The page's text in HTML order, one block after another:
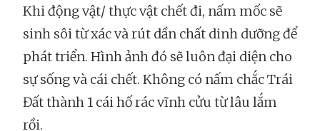
Khi động vật/ thực vật chết đi, nấm mốc sẽ
sinh sôi từ xác và rút dần chất dinh dưỡng để
phát triển. Hình ảnh đó sẽ luôn đại diện cho
sự sống và cái chết. Không có nấm chắc Trái
Đất thành 1 cái hố rác vĩnh cửu từ lâu lắm
rồi.